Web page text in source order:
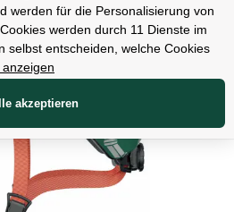
werden für die Personalisierung von
werden durch 11 Dienste im
selbst entscheiden, welche Cookies
anzeigen
akzeptieren